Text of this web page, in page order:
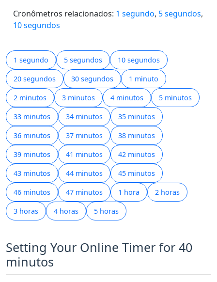
Cronômetros relacionados: 1 segundo, 5 segundos,
10 segundos
1 segundo 5 segundos 10 segundos
20 segundos 30 segundos 1 minuto
2 minutos 3 minutos 4 minutos 5 minutos
33 minutos 34 minutos 35 minutos
36 minutos 37 minutos 38 minutos
39 minutos 41 minutos 42 minutos
43 minutos 44 minutos 45 minutos
46 minutos 47 minutos 1 hora 2 horas
3 horas 4 horas 5 horas
Setting Your Online Timer for 40
minutos